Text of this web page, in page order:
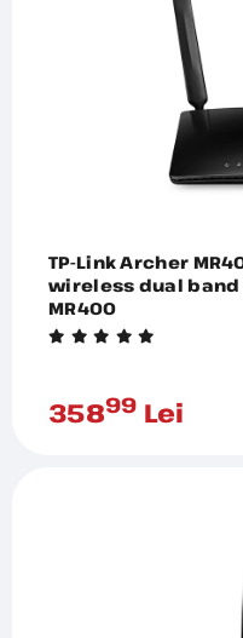
TP-Link Archer
wireless dual band
MR400
35899 Lei